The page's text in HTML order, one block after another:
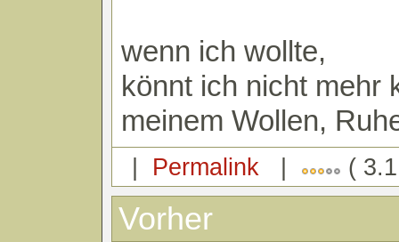
wenn ich wollte,
könnt ich nicht mehr
meinem Wollen,
| Permalink | (
Vorher